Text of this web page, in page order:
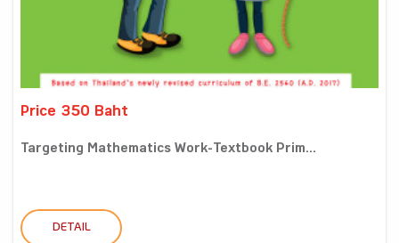
Price 350 Baht
Targeting Mathematics Work-Textbook Prim...
DETAIL